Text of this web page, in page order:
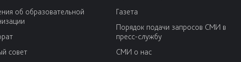
об образовательной
совет
Газета
Порядок подачи запросов СМИ в
пресс-службу
СМИ о нас